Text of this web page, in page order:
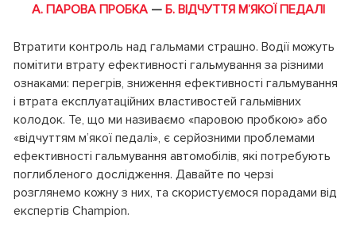
А. ПАРОВА ПРОБКА— Б. ВІДЧУТТЯ М’ЯКОЇ ПЕДАЛІ
Втратити контроль над гальмами страшно. Водії можуть
помітити втрату ефективності гальмування за різними
ознаками: перегрів, зниження ефективності гальмування
і втрата експлуатаційних властивостей гальмівних
колодок. Те, що ми називаємо «паровою пробкою» або
«відчуттям м’якої педалі», є серйозними проблемами
ефективності гальмування автомобілів, які потребують
поглибленого дослідження. Давайте по черзі
розглянемо кожну з них, та скористуємося порадами від
експертів Champion.